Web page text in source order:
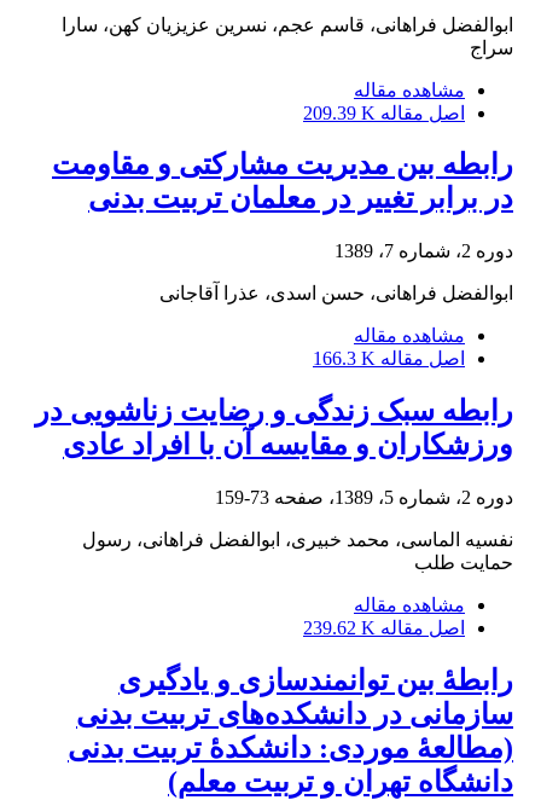
ابوالفضل فراهانی، قاسم عجم، نسرین عزیزیان کهن، سارا
سراج
مشاهده مقاله
اصل مقاله 209.39 K
رابطه بین مدیریت مشارکتی و مقاومت
در برابر تغییر در معلمان تربیت بدنی
دوره 2، شماره 7، 1389
ابوالفضل فراهانی، حسن اسدی، عذرا آقاجانی
مشاهده مقاله
اصل مقاله 166.3 K
رابطه سبک زندگی و رضایت زناشویی در
ورزشکاران و مقایسه آن با افراد عادی
دوره 2، شماره 5، 1389، صفحه 73-159
نفسیه الماسی، محمد خبیری، ابوالفضل فراهانی، رسول
حمایت طلب
مشاهده مقاله
اصل مقاله 239.62 K
رابطۀ بین توانمندسازی و یادگیری
سازمانی در دانشکده‌های تربیت بدنی
(مطالعۀ موردی: دانشکدۀ تربیت بدنی
دانشگاه تهران و تربیت معلم)